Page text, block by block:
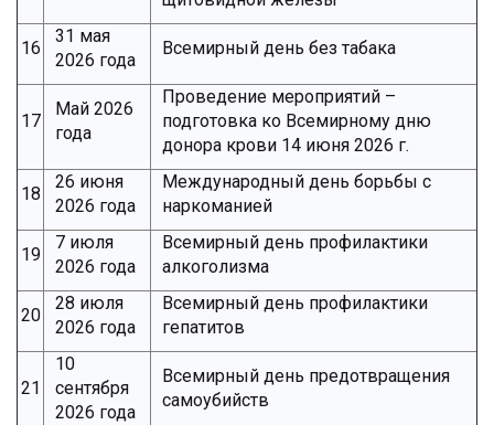
16
31 мая
2026 года
Всемирный день без табака
17
Май 2026
года
Проведение мероприятий –
подготовка ко Всемирному дню
донора крови 14 июня 2026 г.
18
26 июня
2026 года
Международный день борьбы с
наркоманией
19
7 июля
2026 года
Всемирный день профилактики
алкоголизма
20
28 июля
2026 года
Всемирный день профилактики
гепатитов
21
10
сентября
2026 года
Всемирный день предотвращения
самоубийств